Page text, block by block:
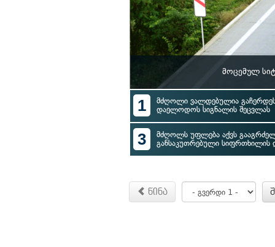
მოცემულ
1
მძღოლი ვალდებულია
დაელოდოს სიგნალის შეცვლას
3
მძღოლს უფლება აქვს
განსაკუთრებული სიფრთხილის
წინა